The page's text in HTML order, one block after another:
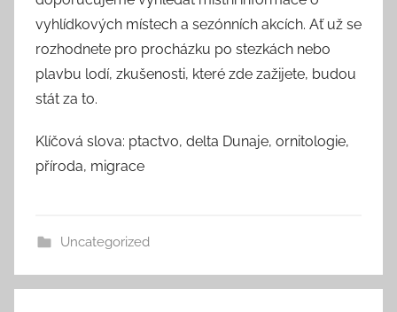
vyhlídkových místech a sezónních akcích. Ať už se
rozhodnete pro procházku po stezkách nebo
plavbu lodí, zkušenosti, které zde zažijete, budou
stát za to.
Klíčová slova: ptactvo, delta Dunaje, ornitologie,
příroda, migrace
Uncategorized